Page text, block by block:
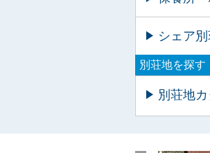
シェア
別荘地を探す
別荘地